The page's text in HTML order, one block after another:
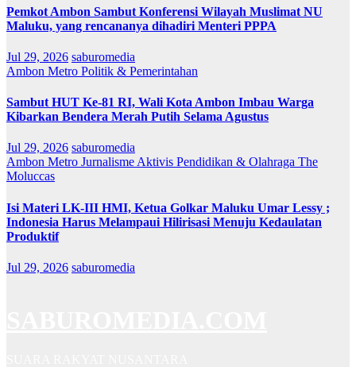
Pemkot Ambon Sambut Konferensi Wilayah Muslimat NU
Maluku, yang rencananya dihadiri Menteri PPPA
Jul 29, 2026 saburomedia
Ambon Metro Politik & Pemerintahan
Sambut HUT Ke-81 RI, Wali Kota Ambon Imbau Warga
Kibarkan Bendera Merah Putih Selama Agustus
Jul 29, 2026 saburomedia
Ambon Metro Jurnalisme Aktivis Pendidikan & Olahraga The
Moluccas
Isi Materi LK-III HMI, Ketua Golkar Maluku Umar Lessy ;
Indonesia Harus Melampaui Hilirisasi Menuju Kedaulatan
Produktif
Jul 29, 2026 saburomedia